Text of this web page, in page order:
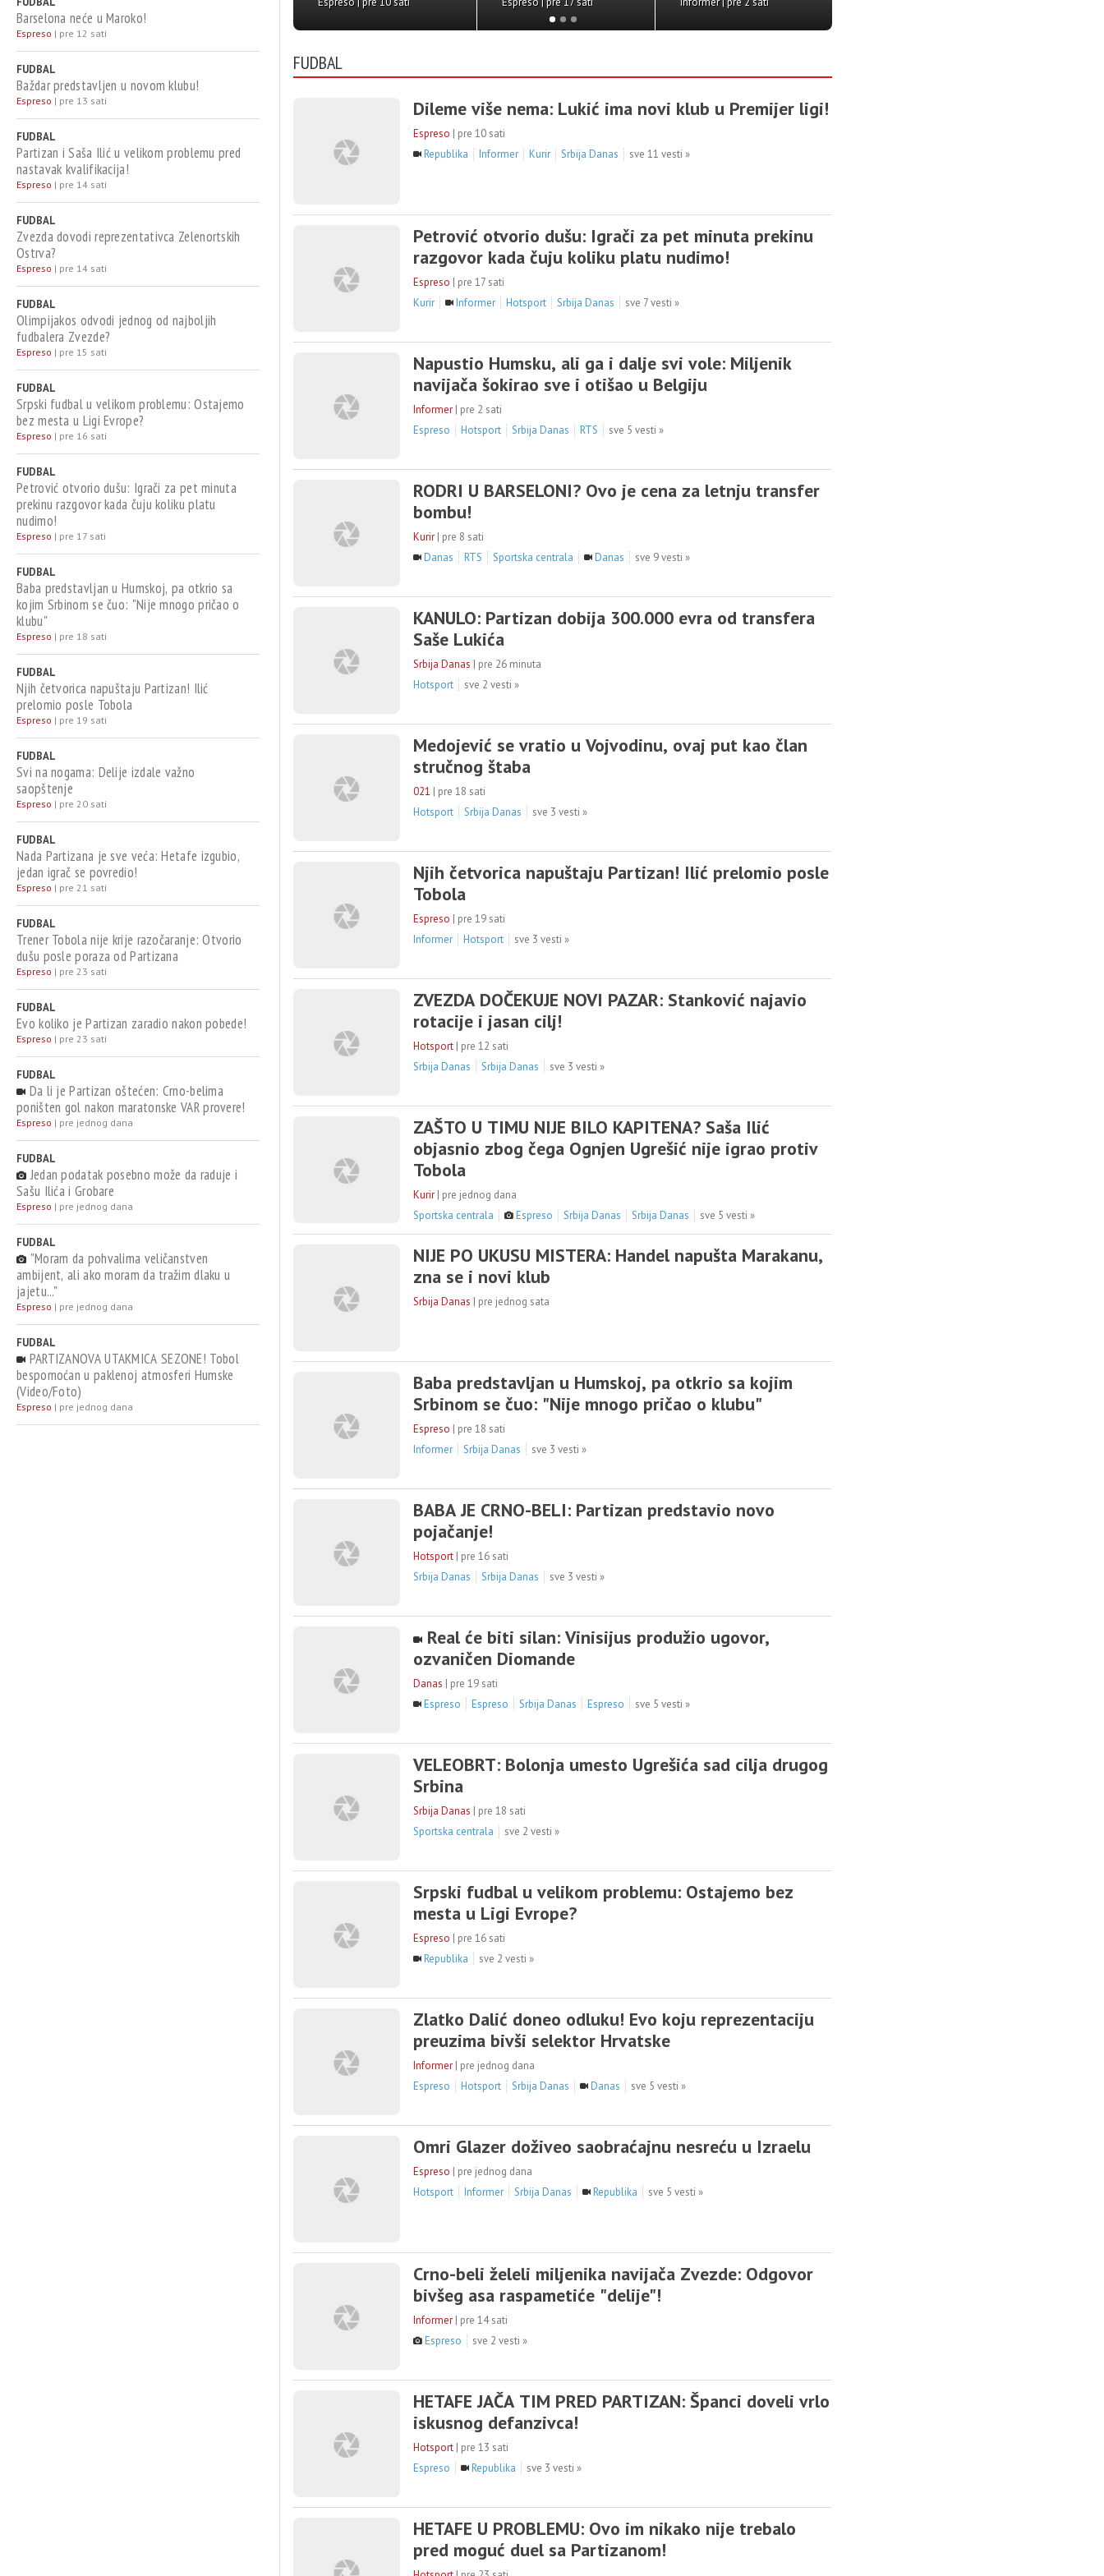
Barselona neće u Maroko!
Espreso | pre 12 sati
FUDBAL
Baždar predstavljen u novom klubu!
Espreso | pre 13 sati
FUDBAL
Partizan i Saša Ilić u velikom problemu pred
nastavak kvalifikacija!
Espreso | pre 14 sati
FUDBAL
Zvezda dovodi reprezentativca Zelenortskih
Ostrva?
Espreso | pre 14 sati
FUDBAL
Olimpijakos odvodi jednog od najboljih
fudbalera Zvezde?
Espreso | pre 15 sati
FUDBAL
Srpski fudbal u velikom problemu: Ostajemo
bez mesta u Ligi Evrope?
Espreso | pre 16 sati
FUDBAL
Petrović otvorio dušu: Igrači za pet minuta
prekinu razgovor kada čuju koliku platu
nudimo!
Espreso | pre 17 sati
FUDBAL
Baba predstavljan u Humskoj, pa otkrio sa
kojim Srbinom se čuo: "Nije mnogo pričao o
klubu"
Espreso | pre 18 sati
FUDBAL
Njih četvorica napuštaju Partizan! Ilić
prelomio posle Tobola
Espreso | pre 19 sati
FUDBAL
Svi na nogama: Delije izdale važno
saopštenje
Espreso | pre 20 sati
FUDBAL
Nada Partizana je sve veća: Hetafe izgubio,
jedan igrač se povredio!
Espreso | pre 21 sati
FUDBAL
Trener Tobola nije krije razočaranje: Otvorio
dušu posle poraza od Partizana
Espreso | pre 23 sati
FUDBAL
Evo koliko je Partizan zaradio nakon pobede!
Espreso | pre 23 sati
FUDBAL
Da li je Partizan oštećen: Crno-belima
poništen gol nakon maratonske VAR provere!
Espreso | pre jednog dana
FUDBAL
Jedan podatak posebno može da raduje i
Sašu Ilića i Grobare
Espreso | pre jednog dana
FUDBAL
"Moram da pohvalima veličanstven
ambijent, ali ako moram da tražim dlaku u
jajetu..."
Espreso | pre jednog dana
FUDBAL
PARTIZANOVA UTAKMICA SEZONE! Tobol
bespomoćan u paklenoj atmosferi Humske
(Video/Foto)
Espreso | pre jednog dana
čuju koliku platu
nudimo!
sve i otišao u
FUDBAL
Dileme više nema: Lukić ima novi klub u Premijer ligi!
Espreso | pre 10 sati
Republika
Informer Kurir Srbija Danas sve 11 vesti »
Petrović otvorio dušu: Igrači za pet minuta prekinu
razgovor kada čuju koliku platu nudimo!
Espreso | pre 17 sati
Kurir
Informer Hotsport Srbija Danas sve 7 vesti »
Napustio Humsku, ali ga i dalje svi vole: Miljenik
navijača šokirao sve i otišao u Belgiju
Informer | pre 2 sati
Espreso
Hotsport Srbija Danas RTS sve 5 vesti »
RODRI U BARSELONI? Ovo je cena za letnju transfer
bombu!
Kurir | pre 8 sati
Danas
RTS Sportska centrala Danas sve 9 vesti »
KANULO: Partizan dobija 300.000 evra od transfera
Saše Lukića
Srbija Danas | pre 26 minuta
Hotsport
sve 2 vesti »
Medojević se vratio u Vojvodinu, ovaj put kao član
stručnog štaba
021 | pre 18 sati
Hotsport
Srbija Danas sve 3 vesti »
Njih četvorica napuštaju Partizan! Ilić prelomio posle
Tobola
Espreso | pre 19 sati
Informer
Hotsport sve 3 vesti »
ZVEZDA DOČEKUJE NOVI PAZAR: Stanković najavio
rotacije i jasan cilj!
Hotsport | pre 12 sati
Srbija Danas
Srbija Danas sve 3 vesti »
ZAŠTO U TIMU NIJE BILO KAPITENA? Saša Ilić
objasnio zbog čega Ognjen Ugrešić nije igrao protiv
Tobola
Kurir | pre jednog dana
Sportska centrala
Espreso Srbija Danas Srbija Danas sve 5 vesti »
NIJE PO UKUSU MISTERA: Handel napušta Marakanu,
zna se i novi klub
Srbija Danas | pre jednog sata
Baba predstavljan u Humskoj, pa otkrio sa kojim
Srbinom se čuo: "Nije mnogo pričao o klubu"
Espreso | pre 18 sati
Informer
Srbija Danas sve 3 vesti »
BABA JE CRNO-BELI: Partizan predstavio novo
pojačanje!
Hotsport | pre 16 sati
Srbija Danas
Srbija Danas sve 3 vesti »
Real će biti silan: Vinisijus produžio ugovor,
ozvaničen Diomande
Danas | pre 19 sati
Espreso
Espreso Srbija Danas Espreso sve 5 vesti »
VELEOBRT: Bolonja umesto Ugrešića sad cilja drugog
Srbina
Srbija Danas | pre 18 sati
Sportska centrala
sve 2 vesti »
Srpski fudbal u velikom problemu: Ostajemo bez
mesta u Ligi Evrope?
Espreso | pre 16 sati
Republika
sve 2 vesti »
Zlatko Dalić doneo odluku! Evo koju reprezentaciju
preuzima bivši selektor Hrvatske
Informer | pre jednog dana
Espreso
Hotsport Srbija Danas Danas sve 5 vesti »
Omri Glazer doživeo saobraćajnu nesreću u Izraelu
Espreso | pre jednog dana
Hotsport
Informer Srbija Danas Republika sve 5 vesti »
Crno-beli želeli miljenika navijača Zvezde: Odgovor
bivšeg asa raspametiće "delije"!
Informer | pre 14 sati
Espreso
sve 2 vesti »
HETAFE JAČA TIM PRED PARTIZAN: Španci doveli vrlo
iskusnog defanzivca!
Hotsport | pre 13 sati
Espreso
Republika sve 3 vesti »
HETAFE U PROBLEMU: Ovo im nikako nije trebalo
pred moguć duel sa Partizanom!